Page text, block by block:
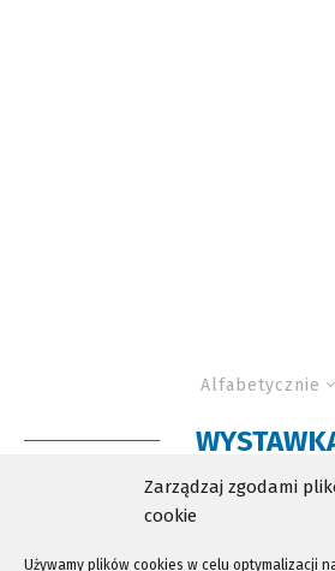
Zarządzaj zgodami
cookie
Używamy plików cookies w celu optymalizacji
Alfabetycznie
Ruszyła „wystawka”